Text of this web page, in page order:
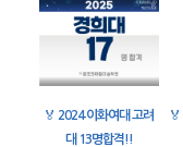
🏅 2024 이화여대 고려
대 13명합격!!
🏅